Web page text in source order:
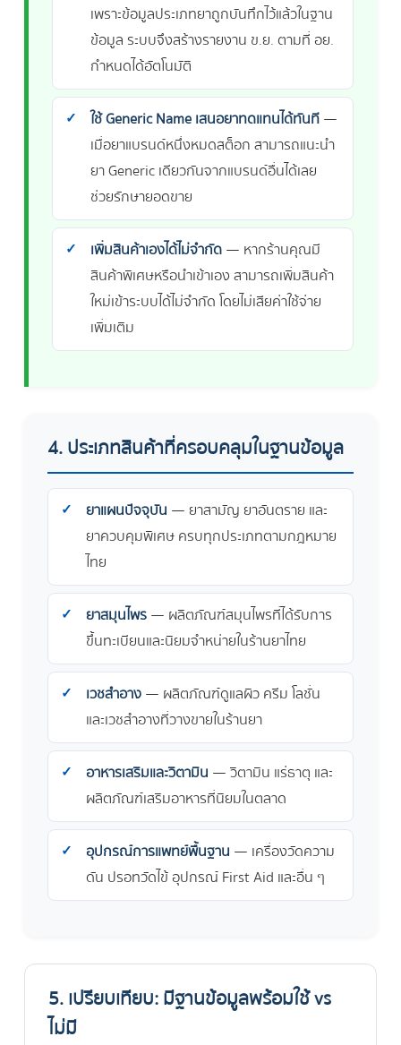
เพราะข้อมูลประเภทยาถูกบันทึกไว้แล้วในฐาน
ข้อมูล ระบบจึงสร้างรายงาน ข.ย. ตามที่ อย.
กำหนดได้อัตโนมัติ
ใช้ Generic Name เสนอยาทดแทนได้ทันที—
เมื่อยาแบรนด์หนึ่งหมดสต็อก สามารถแนะนำ
ยา Generic เดียวกันจากแบรนด์อื่นได้เลย
ช่วยรักษายอดขาย
เพิ่มสินค้าเองได้ไม่จำกัด— หากร้านคุณมี
สินค้าพิเศษหรือนำเข้าเอง สามารถเพิ่มสินค้า
ใหม่เข้าระบบได้ไม่จำกัด โดยไม่เสียค่าใช้จ่าย
เพิ่มเติม
4. ประเภทสินค้าที่ครอบคลุมในฐานข้อมูล
ยาแผนปัจจุบัน — ยาสามัญ ยาอันตราย และ
ยาควบคุมพิเศษ ครบทุกประเภทตามกฎหมาย
ไทย
ยาสมุนไพร— ผลิตภัณฑ์สมุนไพรที่ได้รับการ
ขึ้นทะเบียนและนิยมจำหน่ายในร้านยาไทย
เวชสำอาง— ผลิตภัณฑ์ดูแลผิว ครีม โลชั่น
และเวชสำอางที่วางขายในร้านยา
อาหารเสริมและวิตามิน — วิตามิน แร่ธาตุ และ
ผลิตภัณฑ์เสริมอาหารที่นิยมในตลาด
อุปกรณ์การแพทย์พื้นฐาน — เครื่องวัดความ
ดัน ปรอทวัดไข้ อุปกรณ์ First Aid และอื่น ๆ
5. เปรียบเทียบ: มีฐานข้อมูลพร้อมใช้ vs
ไม่มี